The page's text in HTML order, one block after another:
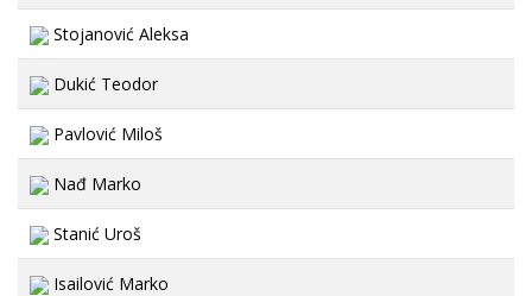
Stojanović Aleksa
Dukić Teodor
Pavlović Miloš
Nađ Marko
Stanić Uroš
Isailović Marko